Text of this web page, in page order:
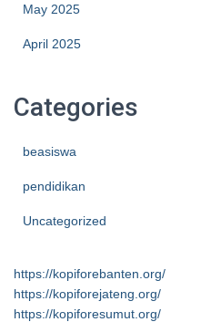
May 2025
April 2025
Categories
beasiswa
pendidikan
Uncategorized
https://kopiforebanten.org/
https://kopiforejateng.org/
https://kopiforesumut.org/